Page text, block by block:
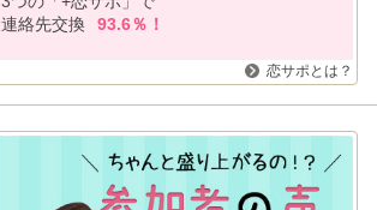
連絡先交換
93.6％！
恋サポとは？